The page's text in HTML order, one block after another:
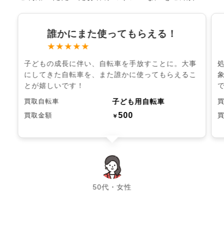
誰かにまた使ってもらえる！
★★★★★
子どもの成長に伴い、自転車を手放すことに。大事
にしてきた自転車を、また誰かに使ってもらえるこ
とが嬉しいです！
買取自転車 子ども用自転車
買取金額 ￥500
50代・女性
chevron_left chevron_right